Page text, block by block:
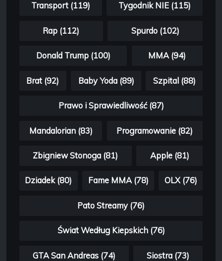
Transport (119) Tygodnik NIE (115)
Rap (112) Spurdo (102)
Donald Trump (100) MMA (94)
Brat (92) Baby Yoda (89) Szpital (88)
Prawo i Sprawiedliwość (87)
Mandalorian (83) Programowanie (82)
Zbigniew Stonoga (81) Apple (81)
Dziadek (80) Fame MMA (78) OLX (76)
Pato Streamy (76)
Świat Według Kiepskich (76)
GTA San Andreas (74) Siostra (73)